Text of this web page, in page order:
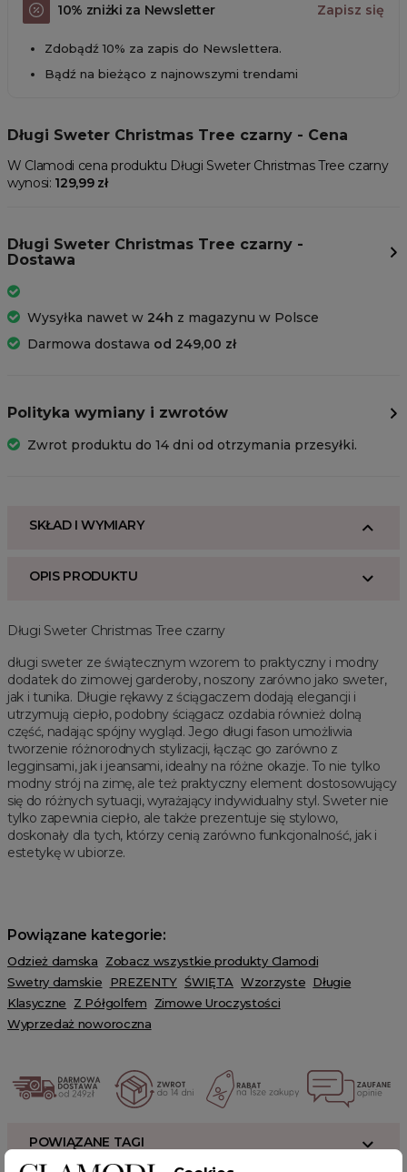
10% zniżki za Newsletter Zapisz się
Zdobądź 10% za zapis do Newslettera.
Bądź na bieżąco z najnowszymi trendami
Długi Sweter Christmas Tree czarny - Cena
W Clamodi cena produktu Długi Sweter Christmas Tree czarny
wynosi: 129,99 zł
Długi Sweter Christmas Tree czarny -
Dostawa
Wysyłka nawet w 24h z magazynu w Polsce
Darmowa dostawa od 249,00 zł
Polityka wymiany i zwrotów
Zwrot produktu do 14 dni od otrzymania przesyłki.
SKŁAD I WYMIARY
OPIS PRODUKTU
Długi Sweter Christmas Tree czarny
długi sweter ze świątecznym wzorem to praktyczny i modny
dodatek do zimowej garderoby, noszony zarówno jako sweter,
jak i tunika. Długie rękawy z ściągaczem dodają elegancji i
utrzymują ciepło, podobny ściągacz ozdabia również dolną
część, nadając spójny wygląd. Jego długi fason umożliwia
tworzenie różnorodnych stylizacji, łącząc go zarówno z
legginsami, jak i jeansami, idealny na różne okazje. To nie tylko
modny strój na zimę, ale też praktyczny element dostosowujący
się do różnych sytuacji, wyrażający indywidualny styl. Sweter nie
tylko zapewnia ciepło, ale także prezentuje się stylowo,
doskonały dla tych, którzy cenią zarówno funkcjonalność, jak i
estetykę w ubiorze.
Powiązane kategorie:
Odzież damska
Zobacz wszystkie produkty Clamodi
Swetry damskie
PREZENTY ŚWIĘTA Wzorzyste Długie
Klasyczne
Z Półgolfem
Zimowe Uroczystości
Wyprzedaż noworoczna
POWIĄZANE TAGI